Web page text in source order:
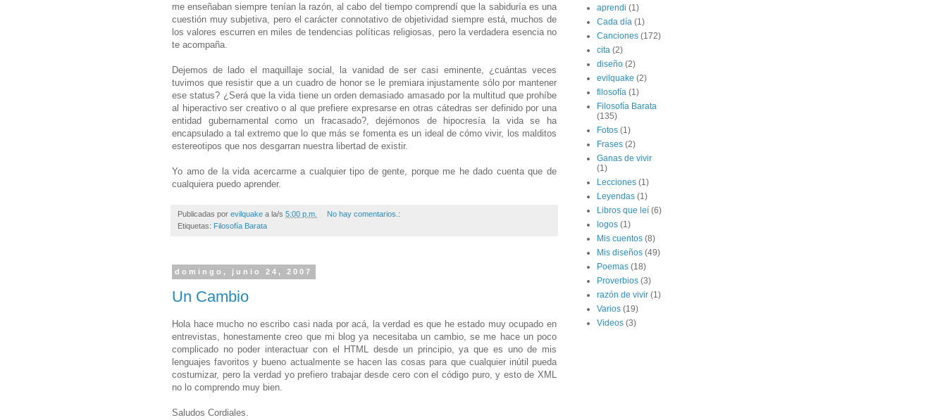
me enseñaban siempre tenían la razón, al cabo del tiempo comprendí que la sabiduría es una
cuestión muy subjetiva, pero el carácter connotativo de objetividad siempre está, muchos de
los valores escurren en miles de tendencias políticas religiosas, pero la verdadera esencia no
te acompaña.
Dejemos de lado el maquillaje social, la vanidad de ser casi eminente, ¿cuántas veces
tuvimos que resistir que a un cuadro de honor se le premiara injustamente sólo por mantener
ese status? ¿Será que la vida tiene un orden demasiado amasado por la multitud que prohíbe
al hiperactivo ser creativo o al que prefiere expresarse en otras cátedras ser definido por una
entidad gubernamental como un fracasado?, dejémonos de hipocresía la vida se ha
encapsulado a tal extremo que lo que más se fomenta es un ideal de cómo vivir, los malditos
estereotipos que nos desgarran nuestra libertad de existir.
Yo amo de la vida acercarme a cualquier tipo de gente, porque me he dado cuenta que de
cualquiera puedo aprender.
Publicadas por evilquake a la/s 5:00 p.m.
No hay comentarios.:
Etiquetas: Filosofía Barata
domingo, junio 24, 2007
Un Cambio
Hola hace mucho no escribo casi nada por acá, la verdad es que he estado muy ocupado en
entrevistas, honestamente creo que mi blog ya necesitaba un cambio, se me hace un poco
complicado no poder interactuar con el HTML desde un principio, ya que es uno de mis
lenguajes favoritos y bueno actualmente se hacen las cosas para que cualquier inútil pueda
costumizar, pero la verdad yo prefiero trabajar desde cero con el código puro, y esto de XML
no lo comprendo muy bien.
Saludos Cordiales.
aprendi (1)
Cada día (1)
Canciones (172)
cita (2)
diseño (2)
evilquake (2)
filosofía (1)
Filosofía Barata
(135)
Fotos (1)
Frases (2)
Ganas de vivir
(1)
Lecciones (1)
Leyendas (1)
Libros que leí (6)
logos (1)
Mis cuentos (8)
Mis diseños (49)
Poemas (18)
Proverbios (3)
razón de vivir (1)
Varios (19)
Videos (3)